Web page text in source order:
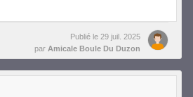
Publié le 29 juil. 2025
par Amicale Boule Du Duzon